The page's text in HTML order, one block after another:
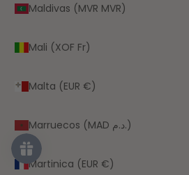
Maldivas (MVR MVR)
Mali (XOF Fr)
Malta (EUR €)
Marruecos (MAD د.م.)
Martinica (EUR €)